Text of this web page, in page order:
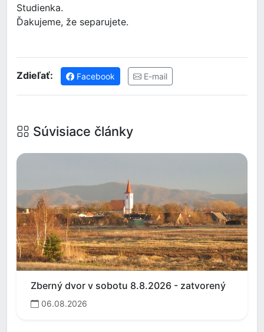
Studienka.
Ďakujeme, že separujete.
Zdieľať: Facebook E-mail
Súvisiace články
Zberný dvor v sobotu 8.8.2026 - zatvorený
06.08.2026